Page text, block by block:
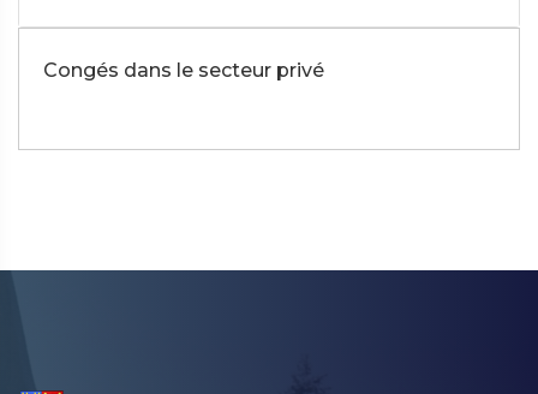
Congés dans le secteur privé